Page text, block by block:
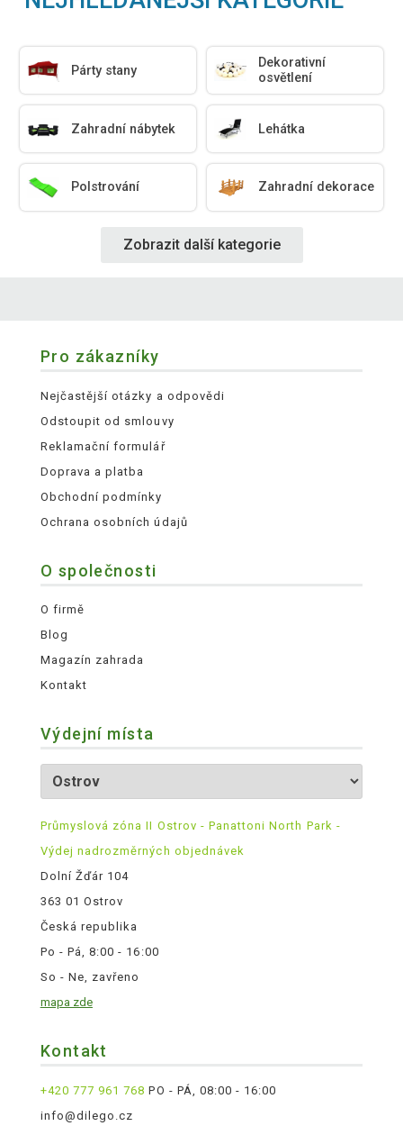
Párty stany
Dekorativní
osvětlení
Zahradní nábytek Lehátka
Polstrování Zahradní dekorace
Zobrazit další kategorie
Pro zákazníky
Nejčastější otázky a odpovědi
Odstoupit od smlouvy
Reklamační formulář
Doprava a platba
Obchodní podmínky
Ochrana osobních údajů
O společnosti
O firmě
Blog
Magazín zahrada
Kontakt
Výdejní místa
Průmyslová zóna II Ostrov - Panattoni North Park -
Výdej nadrozměrných objednávek
Dolní Žďár 104
363 01 Ostrov
Česká republika
Po - Pá, 8:00 - 16:00
So - Ne, zavřeno
mapa zde
Kontakt
+420 777 961 768 PO - PÁ, 08:00 - 16:00
info@dilego.cz